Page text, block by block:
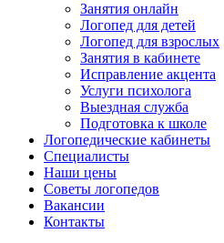
Занятия онлайн
Логопед для детей
Логопед для взрослых
Занятия в кабинете
Исправление акцента
Услуги психолога
Выездная служба
Подготовка к школе
Логопедические кабинеты
Специалисты
Наши цены
Советы логопедов
Вакансии
Контакты